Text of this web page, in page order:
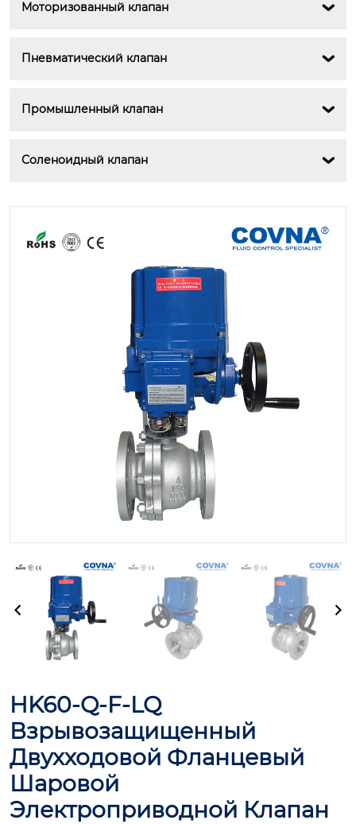
Моторизованный клапан 
Пневматический клапан 
Промышленный клапан 
Соленоидный клапан 
HK60-Q-F-LQ
Взрывозащищенный
Двухходовой Фланцевый
Шаровой
Электроприводной Клапан